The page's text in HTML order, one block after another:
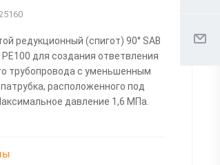
редукционный (спигот) 90° SAB
PE100 для создания ответвления
трубопровода с уменьшенным
расположенного под
давление 1,6 МПа.